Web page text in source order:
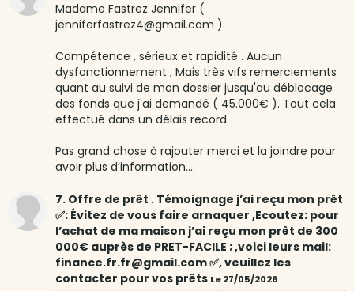
Madame Fastrez Jennifer (
jenniferfastrez4@gmail.com ).
Compétence , sérieux et rapidité . Aucun
dysfonctionnement , Mais très vifs remerciements
quant au suivi de mon dossier jusqu'au déblocage
des fonds que j'ai demandé ( 45.000€ ). Tout cela
effectué dans un délais record.
Pas grand chose à rajouter merci et la joindre pour
avoir plus d’information....
7. Offre de prêt . Témoignage j’ai reçu mon prêt
✅: Évitez de vous faire arnaquer ,Ecoutez: pour
l’achat de ma maison j’ai reçu mon prêt de 300
000€ auprès de PRET-FACILE ; ,voici leurs mail:
finance.fr.fr@gmail.com ✅, veuillez les
contacter pour vos prêts Le 27/05/2026